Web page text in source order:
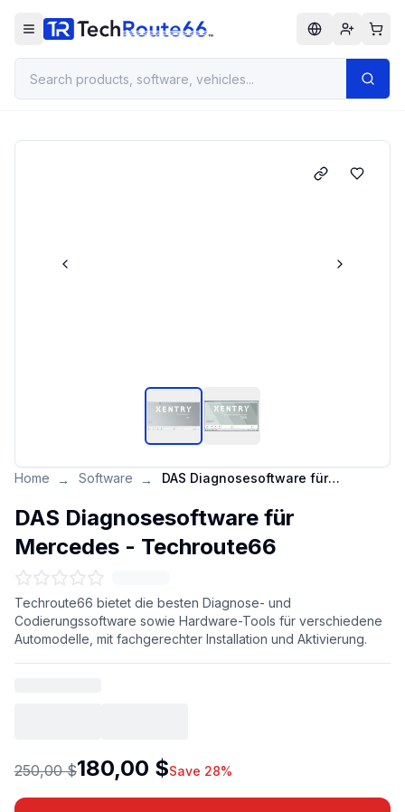
Home → Software → DAS Diagnosesoftware für Mercedes - Techroute66
DAS Diagnosesoftware für
Mercedes - Techroute66
Techroute66 bietet die besten Diagnose- und
Codierungssoftware sowie Hardware-Tools für verschiedene
Automodelle, mit fachgerechter Installation und Aktivierung.
250,00 $180,00 $Save 28%